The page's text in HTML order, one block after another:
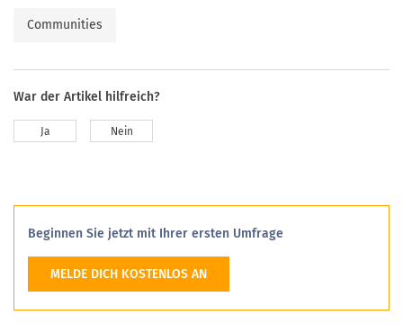
Communities
War der Artikel hilfreich?
Ja Nein
Beginnen Sie jetzt mit Ihrer ersten Umfrage
MELDE DICH KOSTENLOS AN